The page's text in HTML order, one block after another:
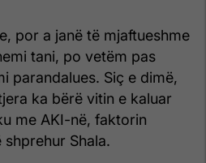
por a janë të mjaftueshme
tani, po vetëm pas
parandalues. Siç e dimë,
ka bërë vitin e kaluar
me AKI-në, faktorin
Shala.